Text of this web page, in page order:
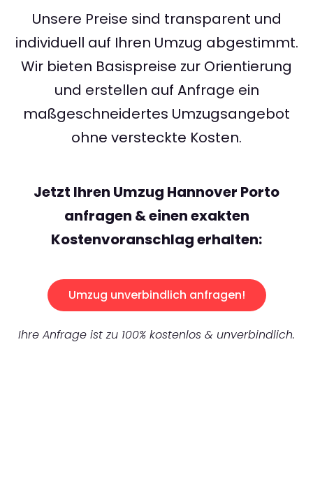
Unsere Preise sind transparent und
individuell auf Ihren Umzug abgestimmt.
Wir bieten Basispreise zur Orientierung
und erstellen auf Anfrage ein
maßgeschneidertes Umzugsangebot
ohne versteckte Kosten.
Jetzt Ihren Umzug Hannover Porto
anfragen & einen exakten
Kostenvoranschlag erhalten:
Umzug unverbindlich anfragen!
Ihre Anfrage ist zu 100% kostenlos & unverbindlich.